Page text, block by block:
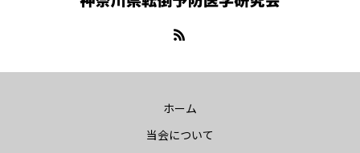
ホーム
当会について